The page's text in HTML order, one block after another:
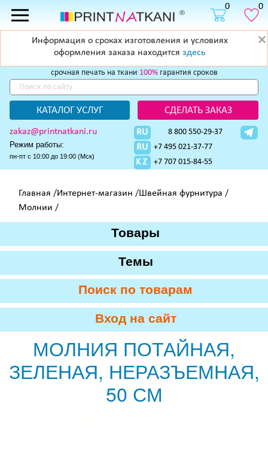
0 0
Информация о сроках изготовления и условиях
оформления заказа находится здесь
cрочная печать на ткани 100%гарантия сроков
КАТАЛОГ УСЛУГ СДЕЛАТЬ ЗАКАЗ
zakaz@printnatkani.ru
Режим работы:
пн-пт с 10:00 до 19:00 (Мск)
RU 8 800 550-29-37
RU +7 495 021-37-77
KZ +7 707 015-84-55
Главная /Интернет-магазин /Швейная фурнитура /
Молнии /
Товары
Темы
Поиск по товарам
Вход на сайт
МОЛНИЯ ПОТАЙНАЯ,
ЗЕЛЕНАЯ, НЕРАЗЪЕМНАЯ,
50 СМ